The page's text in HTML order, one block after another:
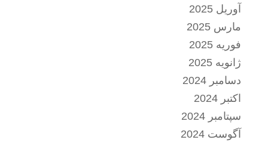
آوریل 2025
مارس 2025
فوریه 2025
ژانویه 2025
دسامبر 2024
اکتبر 2024
سپتامبر 2024
آگوست 2024